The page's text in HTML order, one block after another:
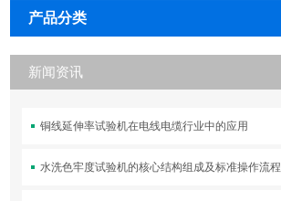
产品分类
新闻资讯
铜线延伸率试验机在电线电缆行业中的应用
水洗色牢度试验机的核心结构组成及标准操作流程